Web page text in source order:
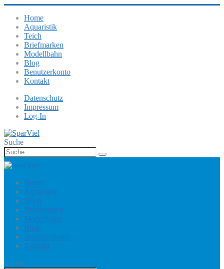
Home
Aquaristik
Teich
Briefmarken
Modellbahn
Blog
Benutzerkonto
Kontakt
Datenschutz
Impressum
Log-In
Suche
Home
Aquaristik
Teich
Briefmarken
Modellbahn
Blog
Benutzerkonto
Kontakt
Suche